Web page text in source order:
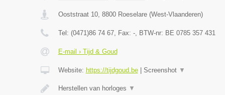
Ooststraat 10, 8800 Roeselare(West-Vlaanderen)
Tel: (0471)86 74 67, Fax: -, BTW-nr: BE 0785 357 431
E-mail › Tijd & Goud
Website: https://tijdgoud.be| Screenshot ▼
Herstellen van horloges ▼